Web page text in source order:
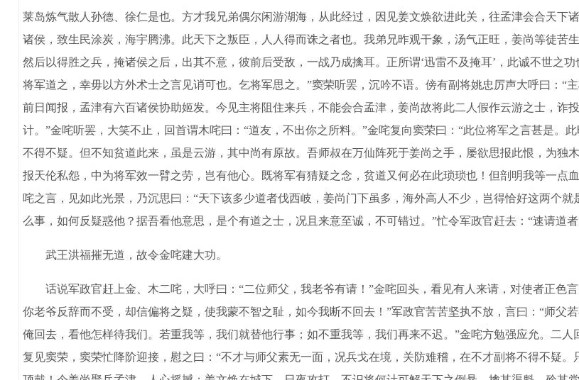
莱岛炼气散人孙德、徐仁是也。方才我兄弟偶尔闲游湖海，从此经过，因见姜文焕欲进此关，往孟津会合天下
诸侯，致生民涂炭，海宇腾沸。此天下之叛臣，人人得而诛之者也。我弟兄昨观干象，汤气正旺，姜尚等徒苦
然后以得胜之兵，掩诸侯之后，出其不意，彼前后受敌，一战乃成擒耳。正所谓‘迅雷不及掩耳’，此诚不世之
将军道之，幸毋以方外术士之言见诮可也。乞将军思之。”窦荣听罢，沉吟不语。傍有副将姚忠厉声大呼曰：“
前日闻报，孟津有六百诸侯协助姬发。今见主将阻住来兵，不能会合孟津，姜尚故将此二人假作云游之士，诈
计。”金咤听罢，大笑不止，回首谓木咤曰：“道友，不出你之所料。”金咤复向窦荣曰：“此位将军之言甚是。
不得不疑。但不知贫道此来，虽是云游，其中尚有原故。吾师叔在万仙阵死于姜尚之手，屡欲思报此恨，为独
报天伦私怨，中为将军效一臂之劳，岂有他心。既将军有猜疑之念，贫道又何必在此琐琐也！但剖明我等一点
咤之言，见如此光景，乃沉思曰：“天下该多少道者伐西岐，姜尚门下虽多，海外高人不少，岂得恰好这两个
么事，如何反疑惑他？据吾看他意思，是个有道之士，况且来意至诚，不可错过。”忙令军政官赶去：“速请道者
武王洪福摧无道，故令金咤建大功。
话说军政官赶上金、木二咤，大呼曰：“二位师父，我老爷有请！”金咤回头，看见有人来请，对使者正色言
你老爷反辞而不受，却信偏将之疑，使我蒙不智之耻，如今我断不回去！”军政官苦苦坚执不放，言曰：“师父
俺回去，看他怎样待我们。若重我等，我们就替他行事；如不重我等，我们再来不迟。”金咤方勉强应允。二人
复见窦荣，窦荣忙降阶迎接，慰之曰：“不才与师父素无一面，况兵戈在境，关防难稽，在不才副将不得不疑